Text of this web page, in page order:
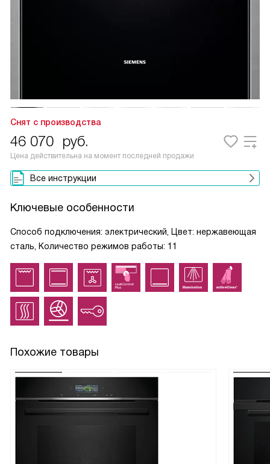
Снят с производства
46 070 руб.
Цена действительна на момент последней продажи
Все инструкции
Ключевые особенности
Способ подключения: электрический, Цвет: нержавеющая
сталь, Количество режимов работы: 11
Похожие товары